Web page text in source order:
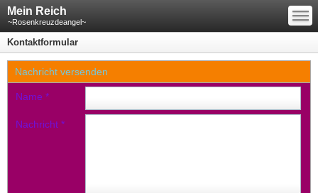
Mein Reich
~Rosenkreuzdeangel~
—
—
—
Kontaktformular
Nachricht versenden
Name *
Nachricht *